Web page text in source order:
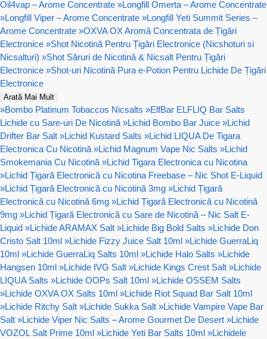
Oil4vap – Arome Concentrate »Longfill Omerta – Arome Concentrate
»Longfill Viper – Arome Concentrate »Longfill Yeti Summit Series –
Arome Concentrate »OXVA OX Aromă Concentrata de Țigări
Electronice »Shot Nicotină Pentru Țigări Electronice (Nicshoturi si
Nicsalturi) »Shot Săruri de Nicotină & Nicsalt Pentru Țigări
Electronice »Shot-uri Nicotină Pura e-Potion Pentru Lichide De Țigări
Electronice
Arată Mai Mult
»Bombo Platinum Tobaccos Nicsalts »ElfBar ELFLIQ Bar Salts
Lichide cu Sare-uri De Nicotină »Lichid Bombo Bar Juice »Lichid
Drifter Bar Salt »Lichid Kustard Salts »Lichid LIQUA De Tigara
Electronica Cu Nicotină »Lichid Magnum Vape Nic Salts »Lichid
Smokemania Cu Nicotină »Lichid Tigara Electronica cu Nicotina
»Lichid Țigară Electronică cu Nicotina Freebase – Nic Shot E-Liquid
»Lichid Țigară Electronică cu Nicotină 3mg »Lichid Țigară
Electronică cu Nicotină 6mg »Lichid Țigară Electronică cu Nicotină
9mg »Lichid Țigară Electronică cu Sare de Nicotină – Nic Salt E-
Liquid »Lichide ARAMAX Salt »Lichide Big Bold Salts »Lichide Don
Cristo Salt 10ml »Lichide Fizzy Juice Salt 10ml »Lichide GuerraLiq
10ml »Lichide GuerraLiq Salts 10ml »Lichide Halo Salts »Lichide
Hangsen 10ml »Lichide IVG Salt »Lichide Kings Crest Salt »Lichide
LIQUA Salts »Lichide OOPs Salt 10ml »Lichide OSSEM Salts
»Lichide OXVA OX Salts 10ml »Lichide Riot Squad Bar Salt 10ml
»Lichide Ritchy Salt »Lichide Sukka Salt »Lichide Vampire Vape Bar
Salt »Lichide Viper Nic Salts – Arome Gourmet De Desert »Lichide
VOZOL Salt Prime 10ml »Lichide Yeti Bar Salts 10ml »Lichidele